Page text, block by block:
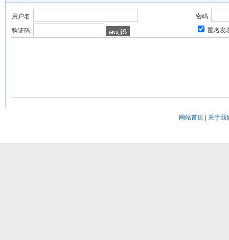
用户名:
密码:
验证码:
匿名发
网站首页| 关于我